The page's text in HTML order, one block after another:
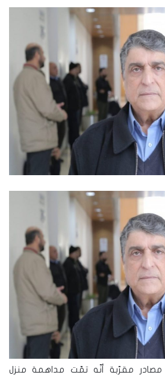
مقرّبة أنّه تمّت مداهمة منزل